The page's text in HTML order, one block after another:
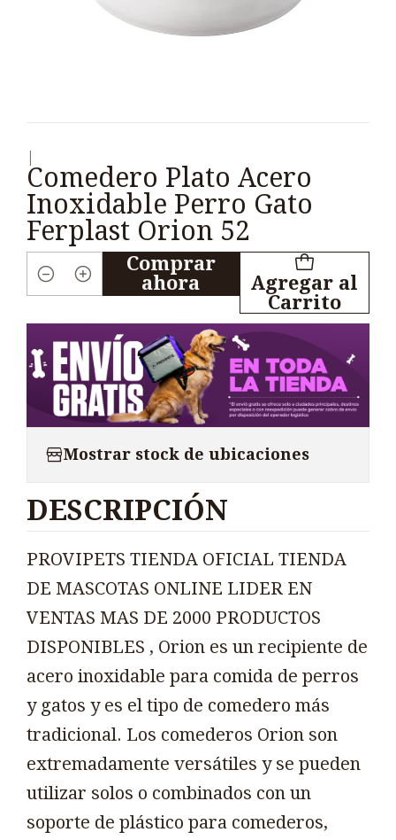
Comedero Plato Acero
Inoxidable Perro Gato
Ferplast Orion 52
Cantidad
Agregar al
Carrito
Comprar
ahora
Mostrar stock de ubicaciones
DESCRIPCIÓN
PROVIPETS TIENDA OFICIAL TIENDA
DE MASCOTAS ONLINE LIDER EN
VENTAS MAS DE 2000 PRODUCTOS
DISPONIBLES , Orion es un recipiente de
acero inoxidable para comida de perros
y gatos y es el tipo de comedero más
tradicional. Los comederos Orion son
extremadamente versátiles y se pueden
utilizar solos o combinados con un
soporte de plástico para comederos,